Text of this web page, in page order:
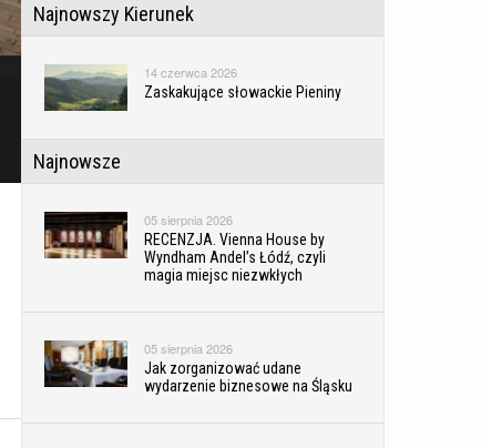
Najnowszy Kierunek
14 czerwca 2026
Zaskakujące słowackie Pieniny
Najnowsze
05 sierpnia 2026
RECENZJA. Vienna House by
Wyndham Andel’s Łódź, czyli
magia miejsc niezwkłych
05 sierpnia 2026
Jak zorganizować udane
wydarzenie biznesowe na Śląsku